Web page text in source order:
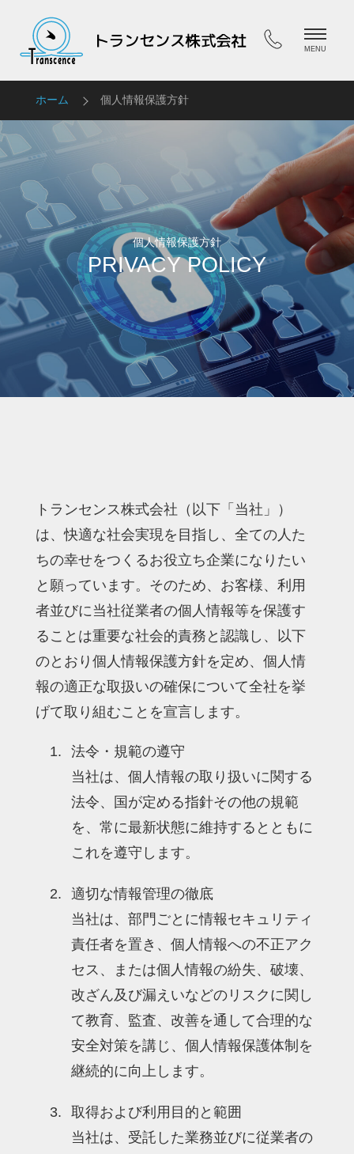
ホーム 個人情報保護方針
個人情報保護方針
PRIVACY POLICY
トランセンス株式会社（以下「当社」）
は、快適な社会実現を目指し、全ての人た
ちの幸せをつくるお役立ち企業になりたい
と願っています。そのため、お客様、利用
者並びに当社従業者の個人情報等を保護す
ることは重要な社会的責務と認識し、以下
のとおり個人情報保護方針を定め、個人情
報の適正な取扱いの確保について全社を挙
げて取り組むことを宣言します。
法令・規範の遵守
当社は、個人情報の取り扱いに関する
法令、国が定める指針その他の規範
を、常に最新状態に維持するとともに
これを遵守します。
適切な情報管理の徹底
当社は、部門ごとに情報セキュリティ
責任者を置き、個人情報への不正アク
セス、または個人情報の紛失、破壊、
改ざん及び漏えいなどのリスクに関し
て教育、監査、改善を通して合理的な
安全対策を講じ、個人情報保護体制を
継続的に向上します。
取得および利用目的と範囲
当社は、受託した業務並びに従業者の
ホーム
SERVICES
サービス
FAQ
FAQ
CONTACT
お問合せ
情報セキュリティ基本方針
採用面接におけるセクシャルハラスメント
防止方針
カスタマーハラスメント対策 行動指針
サイトの利用条件